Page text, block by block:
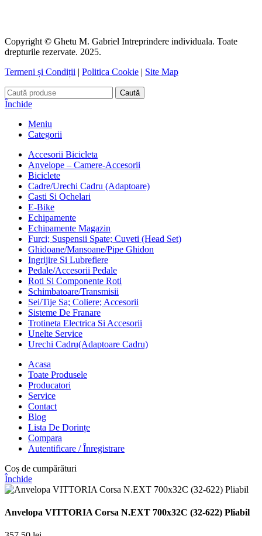
Copyright © Ghetu M. Gabriel Intreprindere individuala. Toate
drepturile rezervate. 2025.
Termeni și Condiții | Politica Cookie | Site Map
Caută
Închide
Meniu
Categorii
Accesorii Bicicleta
Anvelope – Camere-Accesorii
Biciclete
Cadre/Urechi Cadru (Adaptoare)
Casti Si Ochelari
E-Bike
Echipamente
Echipamente Magazin
Furci; Suspensii Spate; Cuveti (Head Set)
Ghidoane/Mansoane/Pipe Ghidon
Ingrijire Si Lubrefiere
Pedale/Accesorii Pedale
Roti Si Componente Roti
Schimbatoare/Transmisii
Sei/Tije Sa; Coliere; Accesorii
Sisteme De Franare
Trotineta Electrica Si Accesorii
Unelte Service
Urechi Cadru(Adaptoare Cadru)
Acasa
Toate Produsele
Producatori
Service
Contact
Blog
Lista De Dorințe
Compara
Autentificare / Înregistrare
Coș de cumpărături
Închide
Anvelopa VITTORIA Corsa N.EXT 700x32C (32-622) Pliabil